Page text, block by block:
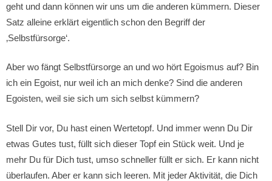
geht und dann können wir uns um die anderen kümmern. Dieser
Satz alleine erklärt eigentlich schon den Begriff der
‚Selbstfürsorge‘.
Aber wo fängt Selbstfürsorge an und wo hört Egoismus auf? Bin
ich ein Egoist, nur weil ich an mich denke? Sind die anderen
Egoisten, weil sie sich um sich selbst kümmern?
Stell Dir vor, Du hast einen Wertetopf. Und immer wenn Du Dir
etwas Gutes tust, füllt sich dieser Topf ein Stück weit. Und je
mehr Du für Dich tust, umso schneller füllt er sich. Er kann nicht
überlaufen. Aber er kann sich leeren. Mit jeder Aktivität, die Dich